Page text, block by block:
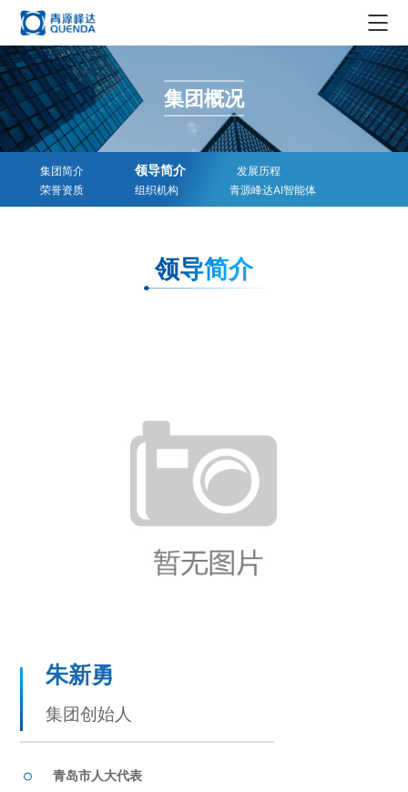
集团概况
集团简介
领导简介
发展历程
新闻资讯
集团新闻
行业资讯
企业生态
实业
集团概况
集团简介 领导简介
发展历程
荣誉资质
组织机构 青源峰达AI智能体
领导简介
朱新勇
集团创始人
青岛市人大代表